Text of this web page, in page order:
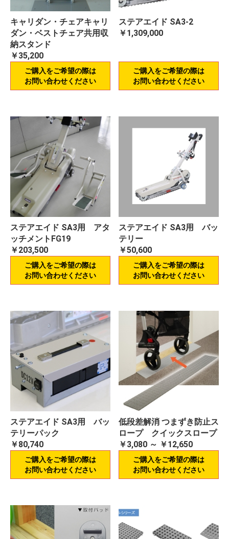
キャリダン・チェアキャリ
ダン・ベストチェア共用収
納スタンド
￥35,200
ご購入をご希望の際は
お問い合わせください
ステアエイド SA3-2
￥1,309,000
ご購入をご希望の際は
お問い合わせください
ステアエイド SA3用 アタ
ッチメントFG19
￥203,500
ご購入をご希望の際は
お問い合わせください
ステアエイド SA3用 バッ
テリー
￥50,600
ご購入をご希望の際は
お問い合わせください
ステアエイド SA3用 バッ
テリーパック
￥80,740
ご購入をご希望の際は
お問い合わせください
低段差解消 つまずき防止ス
ロープ クイックスロープ
￥3,080 ～ ￥12,650
ご購入をご希望の際は
お問い合わせください